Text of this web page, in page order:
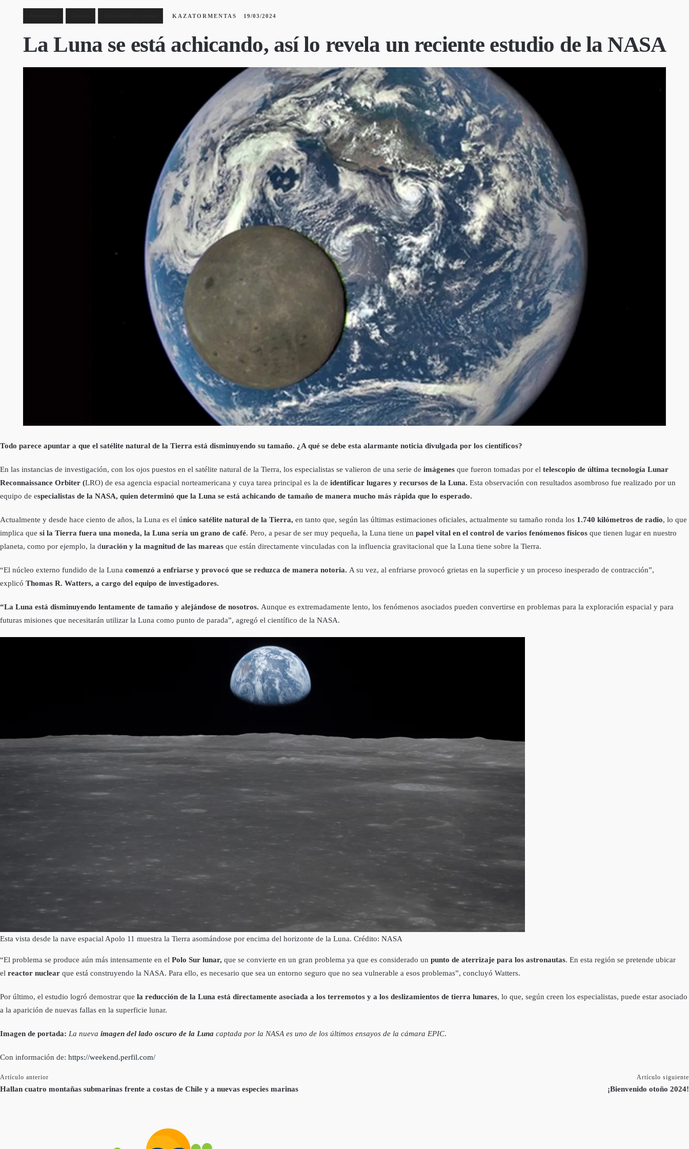
KAZATORMENTAS 19/03/2024
La Luna se está achicando, así lo revela un reciente estudio de la NASA
Todo parece apuntar a que el satélite natural de la Tierra está disminuyendo su tamaño. ¿A qué se debe esta alarmante noticia divulgada por los científicos?
En las instancias de investigación, con los ojos puestos en el satélite natural de la Tierra, los especialistas se valieron de una serie de imágenes que fueron tomadas por el telescopio de última tecnología Lunar
Reconnaissance Orbiter (LRO) de esa agencia espacial norteamericana y cuya tarea principal es la de identificar lugares y recursos de la Luna. Esta observación con resultados asombroso fue realizado por un
equipo de especialistas de la NASA, quien determinó que la Luna se está achicando de tamaño de manera mucho más rápida que lo esperado.
Actualmente y desde hace ciento de años, la Luna es el único satélite natural de la Tierra, en tanto que, según las últimas estimaciones oficiales, actualmente su tamaño ronda los 1.740 kilómetros de radio, lo que
implica que si la Tierra fuera una moneda, la Luna sería un grano de café. Pero, a pesar de ser muy pequeña, la Luna tiene un papel vital en el control de varios fenómenos físicos que tienen lugar en nuestro
planeta, como por ejemplo, la duración y la magnitud de las mareas que están directamente vinculadas con la influencia gravitacional que la Luna tiene sobre la Tierra.
“El núcleo externo fundido de la Luna comenzó a enfriarse y provocó que se reduzca de manera notoria. A su vez, al enfriarse provocó grietas en la superficie y un proceso inesperado de contracción”,
explicó Thomas R. Watters, a cargo del equipo de investigadores.
“La Luna está disminuyendo lentamente de tamaño y alejándose de nosotros. Aunque es extremadamente lento, los fenómenos asociados pueden convertirse en problemas para la exploración espacial y para
futuras misiones que necesitarán utilizar la Luna como punto de parada”, agregó el científico de la NASA.
Esta vista desde la nave espacial Apolo 11 muestra la Tierra asomándose por encima del horizonte de la Luna. Crédito: NASA
“El problema se produce aún más intensamente en el Polo Sur lunar, que se convierte en un gran problema ya que es considerado un punto de aterrizaje para los astronautas. En esta región se pretende ubicar
el reactor nuclear que está construyendo la NASA. Para ello, es necesario que sea un entorno seguro que no sea vulnerable a esos problemas”, concluyó Watters.
Por último, el estudio logró demostrar que la reducción de la Luna está directamente asociada a los terremotos y a los deslizamientos de tierra lunares, lo que, según creen los especialistas, puede estar asociado
a la aparición de nuevas fallas en la superficie lunar.
Imagen de portada: La nueva imagen del lado oscuro de la Luna captada por la NASA es uno de los últimos ensayos de la cámara EPIC.
Con información de: https://weekend.perfil.com/
Artículo anterior
Hallan cuatro montañas submarinas frente a costas de Chile y a nuevas especies marinas
Artículo siguiente
¡Bienvenido otoño 2024!